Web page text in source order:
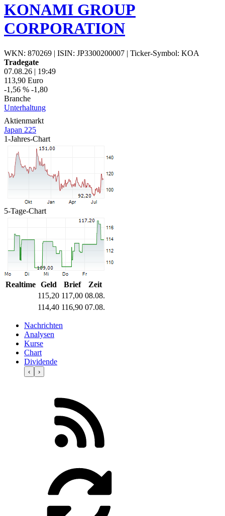
KONAMI GROUP
CORPORATION
WKN: 870269 | ISIN: JP3300200007 | Ticker-Symbol: KOA
Tradegate
07.08.26 | 19:49
113,90 Euro
-1,56 % -1,80
Branche
Unterhaltung
Aktienmarkt
Japan 225
1-Jahres-Chart
5-Tage-Chart
Realtime Geld Brief
Zeit
115,20 117,00 08.08.
114,40 116,90 07.08.
Nachrichten
Analysen
Kurse
Chart
Dividende
‹ ›